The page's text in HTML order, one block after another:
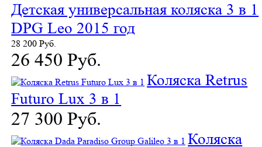
Детская универсальная коляска 3 в 1
DPG Leo 2015 год
28 200 Руб.
26 450 Руб.
Коляска Retrus
Futuro Lux 3 в 1
27 300 Руб.
Коляска